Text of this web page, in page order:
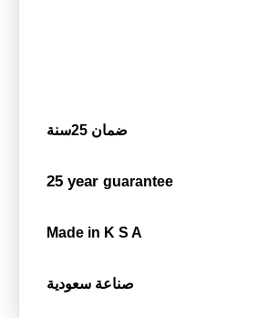
ضمان 25سنة
25 year guarantee
Made in K S A
صناعة سعودية